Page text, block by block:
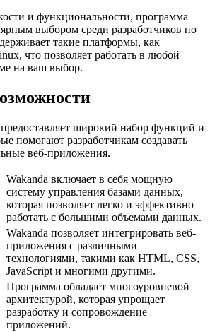
и функциональности, программа
выбором среди разработчиков по
такие платформы, как
что позволяет работать в любой
на ваш выбор.
широкий набор функций и
помогают разработчикам создавать
веб-приложения.
Wakanda включает в себя мощную
систему управления базами данных,
которая позволяет легко и эффективно
работать с большими объемами данных.
Wakanda позволяет интегрировать веб-
приложения с различными
технологиями, такими как HTML, CSS,
JavaScript и многими другими.
Программа обладает многоуровневой
архитектурой, которая упрощает
разработку и сопровождение
приложений.